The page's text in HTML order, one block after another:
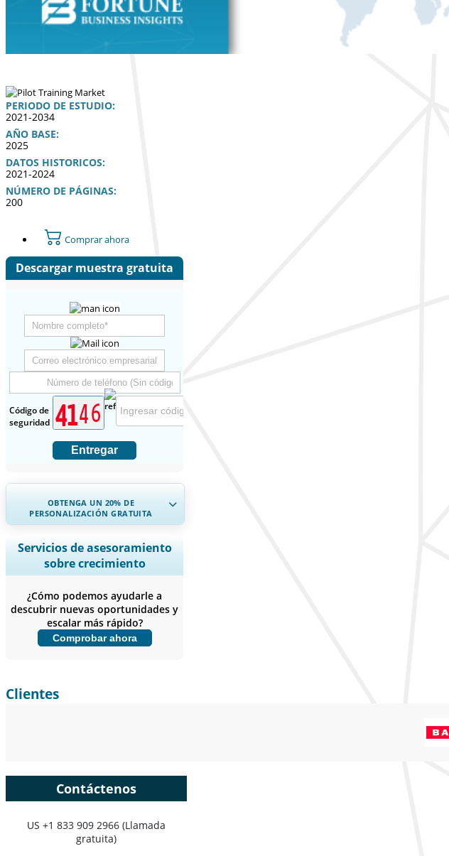
PERIODO DE ESTUDIO:
2021-2034
AÑO BASE:
2025
DATOS HISTORICOS:
2021-2024
NÚMERO DE PÁGINAS:
200
Comprar ahora
Descargar muestra gratuita
Código de
seguridad
Entregar
OBTENGA UN 20% DE
PERSONALIZACIÓN GRATUITA
Ampliar la cobertura regional y por
país, Análisis de segmentos, Perfiles
de empresas, Benchmarking
usuario final.
Personalizar ahora
Servicios de asesoramiento
sobre crecimiento
¿Cómo podemos ayudarle a
descubrir nuevas oportunidades y
escalar más rápido?
Comprobar ahora
Clientes
Contáctenos
US +1 833 909 2966 (Llamada
gratuita)